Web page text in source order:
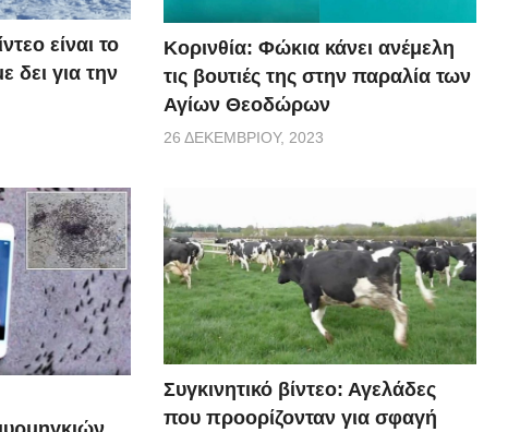
είναι το
δει για την
Κορινθία: Φώκια κάνει ανέμελη
τις βουτιές της στην παραλία των
Αγίων Θεοδώρων
26 ΔΕΚΕΜΒΡΊΟΥ, 2023
Συγκινητικό βίντεο: Αγελάδες
που προορίζονταν για σφαγή